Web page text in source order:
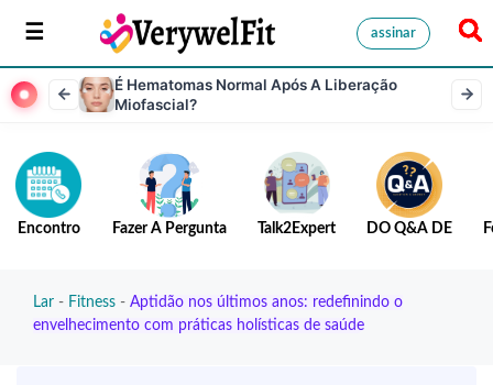
assinar
É Hematomas Normal Após A Liberação
Miofascial?
Encontro Fazer A Pergunta Talk2Expert DO Q&A DE
Lar - Fitness - Aptidão nos últimos anos: redefinindo o
envelhecimento com práticas holísticas de saúde